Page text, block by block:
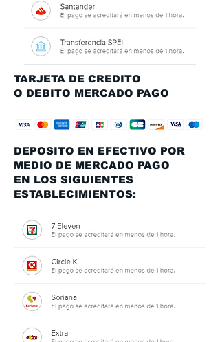
TARJETA DE CREDITO
O DEBITO MERCADO PAGO
DEPOSITO EN EFECTIVO POR
MEDIO DE MERCADO PAGO
EN LOS SIGUIENTES
ESTABLECIMIENTOS: